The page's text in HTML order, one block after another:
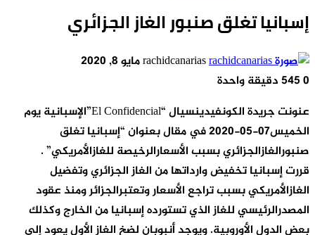
إسبانيا تغلق صنبور الغاز الجزائري
rachidcanariasأرسل
مايو 8, 2020
0
دقيقة واحدة
عنونت جريدة الكونفيدينسيال “El Confidencial”الإسبانية يوم
الخميس07-05-2020 في مقال بعنوان “إسبانيا تغلق
صنبورالغازالجزائري بسبب الأسعارالرخيصة للغازالأمريكي” .
قررت إسبانيا تخفيض وارداتها من الغاز الجزائري وتفضيل
الغازالأمريكي بسبب تراجع الأسعار وتعتبرالجزائر ومنذ عقود
المصدرالرئيسي للغاز الذي تستورده إسبانيا من الخارج وكذلك
بعض الدول الأوروبية. ويوجد أنبوبان لضخ الغاز الأول يعود إلى